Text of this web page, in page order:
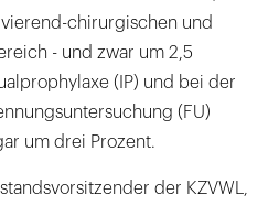
chirurgischen und
- und zwar um 2,5
(IP) und bei der
(FU)
um drei Prozent.
der KZVWL,